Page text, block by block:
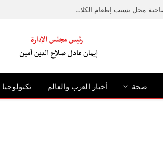
ضبط متهم حطم رصيفًا بمطرقة وتعدى على صاحبة محل بسبب إطعام الكلاب الضالة بالإسكندرية
صحة أخبار العرب والعالم تكنولوجيا